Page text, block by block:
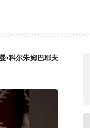
·科尔朱姆巴耶夫